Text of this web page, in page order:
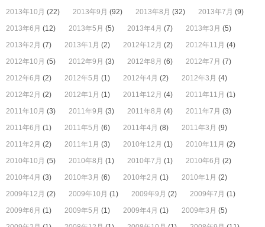
2013年10月 (22) 2013年9月 (92) 2013年8月 (32) 2013年7月 (9)
2013年6月 (12) 2013年5月 (5) 2013年4月 (7) 2013年3月 (5)
2013年2月 (7) 2013年1月 (2) 2012年12月 (2) 2012年11月 (4)
2012年10月 (5) 2012年9月 (3) 2012年8月 (6) 2012年7月 (7)
2012年6月 (2) 2012年5月 (1) 2012年4月 (2) 2012年3月 (4)
2012年2月 (2) 2012年1月 (1) 2011年12月 (4) 2011年11月 (1)
2011年10月 (3) 2011年9月 (3) 2011年8月 (4) 2011年7月 (3)
2011年6月 (1) 2011年5月 (6) 2011年4月 (8) 2011年3月 (9)
2011年2月 (2) 2011年1月 (3) 2010年12月 (1) 2010年11月 (2)
2010年10月 (5) 2010年8月 (1) 2010年7月 (1) 2010年6月 (2)
2010年4月 (3) 2010年3月 (6) 2010年2月 (1) 2010年1月 (2)
2009年12月 (2) 2009年10月 (1) 2009年9月 (2) 2009年7月 (1)
2009年6月 (1) 2009年5月 (1) 2009年4月 (1) 2009年3月 (5)